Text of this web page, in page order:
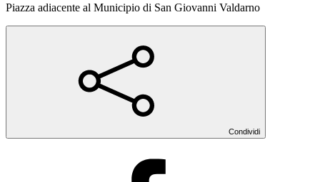
Piazza adiacente al Municipio di San Giovanni Valdarno
Condividi